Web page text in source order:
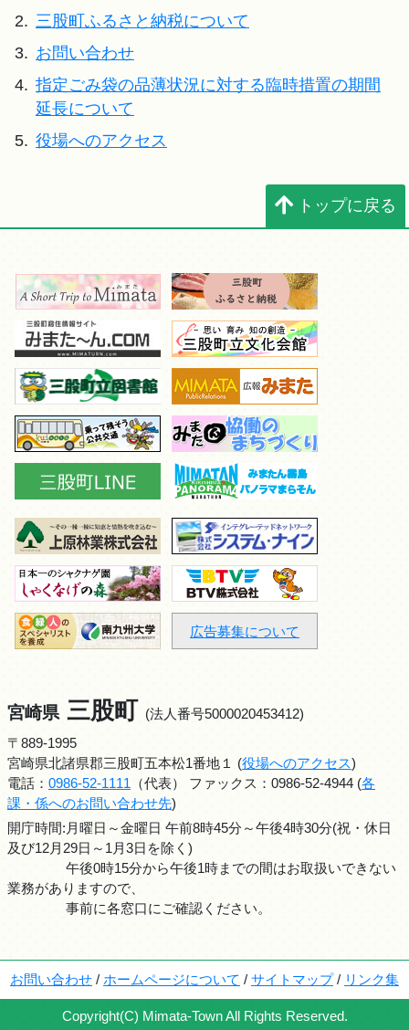
2. 三股町ふるさと納税について
3. お問い合わせ
4. 指定ごみ袋の品薄状況に対する臨時措置の期間
延長について
5. 役場へのアクセス
トップに戻る
広告募集について
宮崎県 三股町 (法人番号5000020453412)
〒889-1995
宮崎県北諸県郡三股町五本松1番地１ (役場へのアクセス)
電話： 0986-52-1111 （代表） ファックス：0986-52-4944 (各
課・係へのお問い合わせ先)
開庁時間:月曜日～金曜日 午前8時45分～午後4時30分(祝・休日
及び12月29日～1月3日を除く)
午後0時15分から午後1時までの間はお取扱いできない
業務がありますので、
事前に各窓口にご確認ください。
お問い合わせ / ホームページについて / サイトマップ/ リンク集
Copyright(C) Mimata-Town All Rights Reserved.